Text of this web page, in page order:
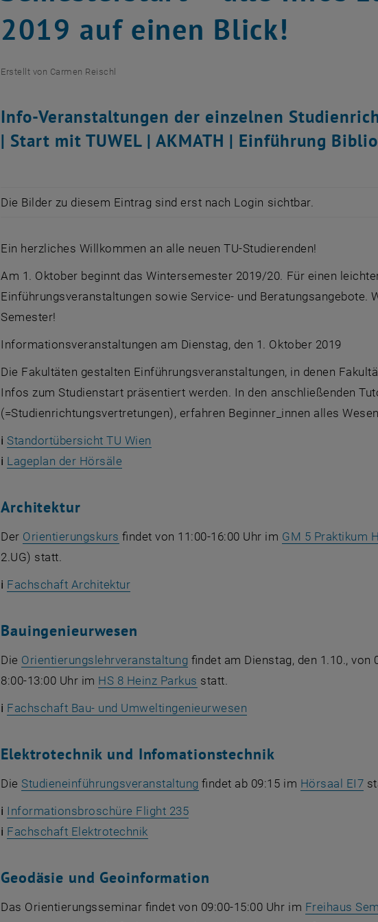
2019 auf einen Blick!
Erstellt von Carmen Reischl
Info-Veranstaltungen der einzelnen
| Start mit TUWEL | AKMATH | Einführung
Die Bilder zu diesem Eintrag sind erst nach Login sichtbar.
Ein herzliches Willkommen an alle neuen TU-Studierenden!
Am 1. Oktober beginnt das Wintersemester 2019/20. Für einen
Einführungsveranstaltungen sowie Service- und Beratungsangebote.
Semester!
Informationsveranstaltungen am Dienstag, den 1. Oktober 2019
Die Fakultäten gestalten Einführungsveranstaltungen, in denen
Infos zum Studienstart präsentiert werden. In den anschließenden
(=Studienrichtungsvertretungen), erfahren Beginner_innen alles
ℹ️ Standortübersicht TU Wien
ℹ️ Lageplan der Hörsäle
Architektur
Der Orientierungskurs , öffnet eine externe URL in einem neuen
findet von 11:00-16:00 Uhr im GM 5 Praktikum
2.UG) statt.
ℹ️ Fachschaft Architektur, öffnet eine externe URL in einem neuen
Bauingenieurwesen
Die Orientierungslehrveranstaltung , öffnet eine externe URL in einem
findet am Dienstag, den 1.10., von
8:00-13:00 Uhr im HS 8 Heinz Parkus , öffnet eine externe URL in
statt.
ℹ️ Fachschaft Bau- und Umweltingenieurwesen
Elektrotechnik und Infomationstechnik
Die Studieneinführungsveranstaltung , öffnet eine externe URL in
findet ab 09:15 im Hörsaal EI7,
ℹ️ Informationsbroschüre Flight 235, öffnet eine externe URL in einem
ℹ️ Fachschaft Elektrotechnik, öffnet eine externe URL in einem neuen
Geodäsie und Geoinformation
Das Orientierungsseminar findet von 09:00-15:00 Uhr im Freihaus